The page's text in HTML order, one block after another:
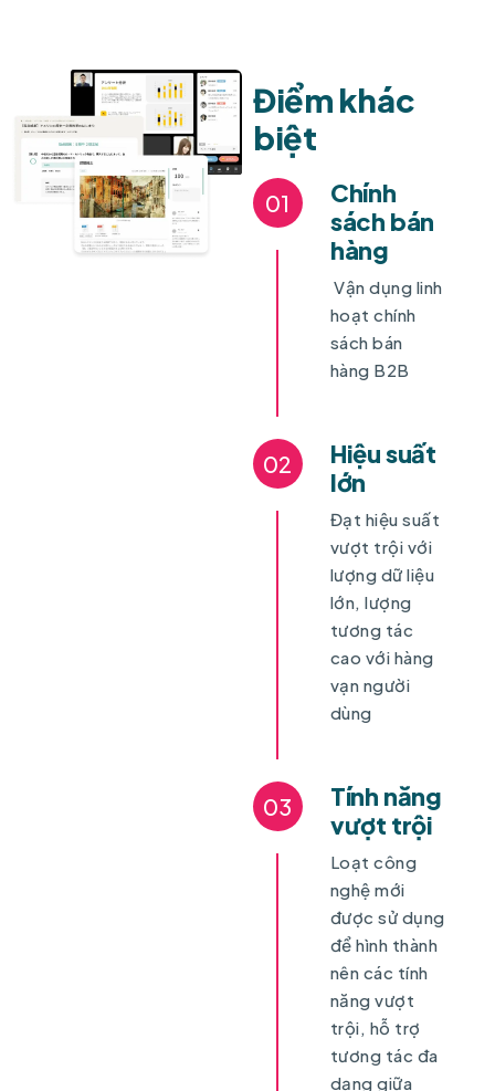
Điểm khác
biệt
01
Chính
sách bán
hàng
Vận dụng linh
hoạt chính
sách bán
hàng B2B
02
Hiệu suất
lớn
Đạt hiệu suất
vượt trội với
lượng dữ liệu
lớn, lượng
tương tác
cao với hàng
vạn người
dùng
03
Tính năng
vượt trội
Loạt công
nghệ mới
được sử dụng
để hình thành
nên các tính
năng vượt
trội, hỗ trợ
tương tác đa
dạng giữa